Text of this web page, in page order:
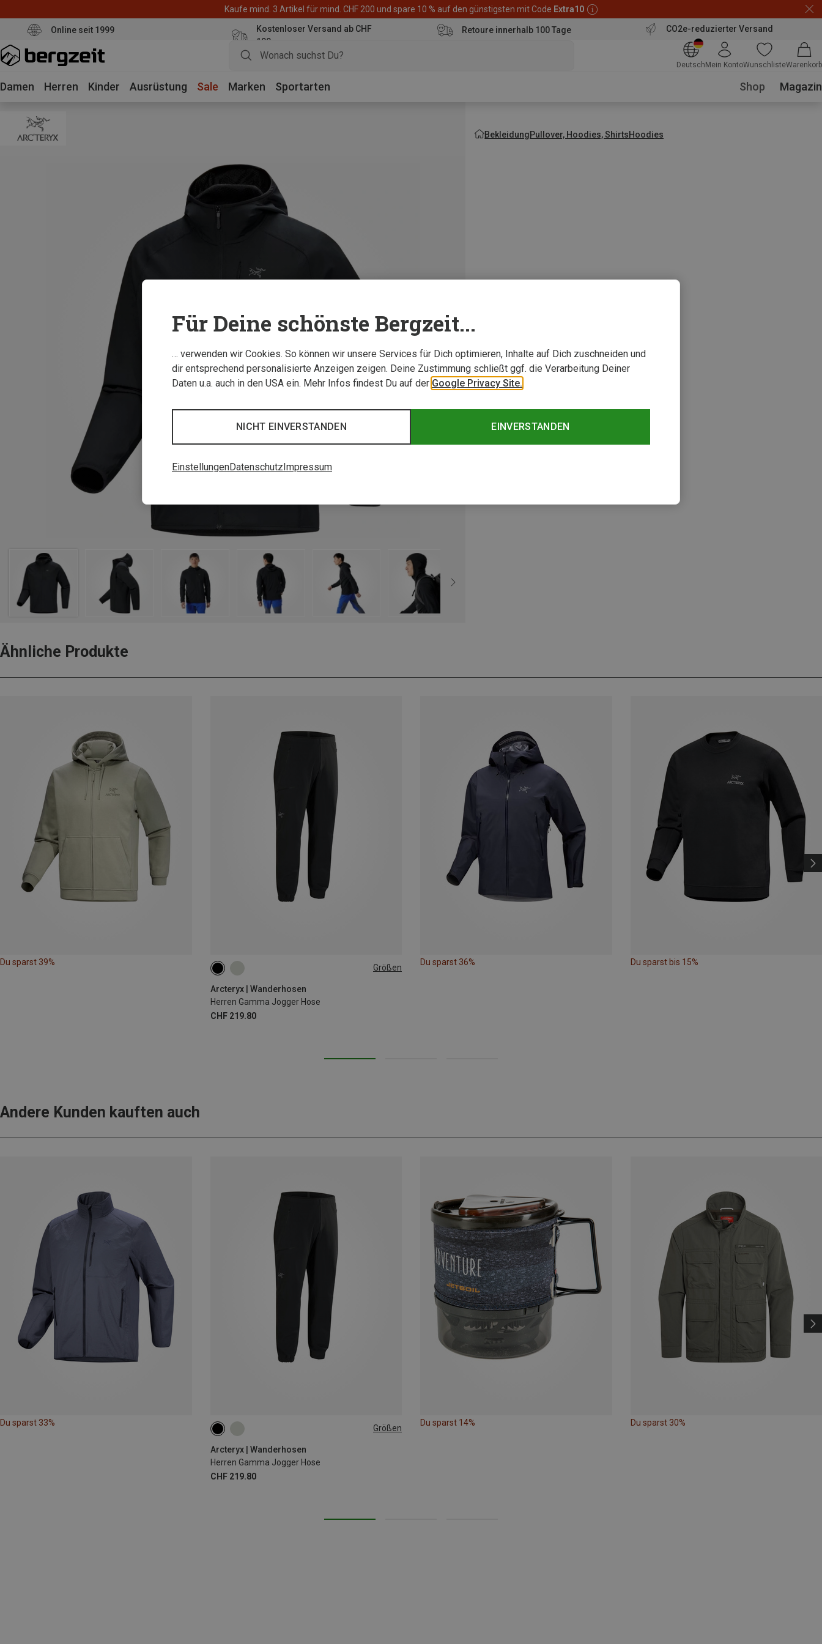
Kaufe mind. 3 Artikel für mind. CHF 200 und spare 10 % auf den günstigsten mit Code Extra10
Online seit 1999
Kostenloser Versand ab CHF
100
Retoure innerhalb 100 Tage CO2e-reduzierter Versand
Deutsch Mein KontoWunschlisteWarenkorb
Damen Herren Kinder Ausrüstung Sale Marken Sportarten Shop Magazin
BekleidungPullover, Hoodies, ShirtsHoodies
Ähnliche Produkte
Du sparst 39%
Größen
Arcteryx | Wanderhosen
Herren Gamma Jogger Hose
CHF 219.80
S M
Du sparst 36% Du sparst bis 15%
Andere Kunden kauften auch
Du sparst 33%
Größen
Arcteryx | Wanderhosen
Herren Gamma Jogger Hose
CHF 219.80
S M
Du sparst 14% Du sparst 30%
Für Deine schönste Bergzeit...
… verwenden wir Cookies. So können wir unsere Services für Dich optimieren, Inhalte auf Dich zuschneiden und
dir entsprechend personalisierte Anzeigen zeigen. Deine Zustimmung schließt ggf. die Verarbeitung Deiner
Daten u.a. auch in den USA ein. Mehr Infos findest Du auf der Google Privacy Site.
EINVERSTANDEN
NICHT EINVERSTANDEN
EinstellungenDatenschutz Impressum